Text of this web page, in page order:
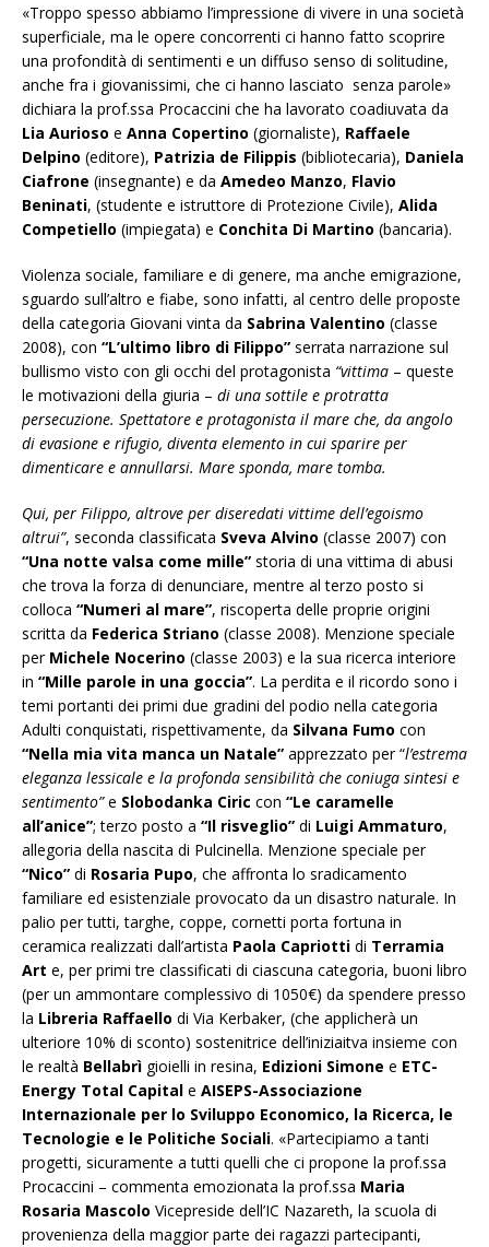
«Troppo spesso abbiamo l’impressione di vivere in una società
superficiale, ma le opere concorrenti ci hanno fatto scoprire
una profondità di sentimenti e un diffuso senso di solitudine,
anche fra i giovanissimi, che ci hanno lasciato senza parole»
dichiara la prof.ssa Procaccini che ha lavorato coadiuvata da
Lia Aurioso e Anna Copertino (giornaliste), Raffaele
Delpino (editore), Patrizia de Filippis (bibliotecaria), Daniela
Ciafrone (insegnante) e da Amedeo Manzo, Flavio
Beninati, (studente e istruttore di Protezione Civile), Alida
Competiello (impiegata) e Conchita Di Martino (bancaria).
Violenza sociale, familiare e di genere, ma anche emigrazione,
sguardo sull’altro e fiabe, sono infatti, al centro delle proposte
della categoria Giovani vinta da Sabrina Valentino (classe
2008), con “L’ultimo libro di Filippo” serrata narrazione sul
bullismo visto con gli occhi del protagonista “vittima – queste
le motivazioni della giuria – di una sottile e protratta
persecuzione. Spettatore e protagonista il mare che, da angolo
di evasione e rifugio, diventa elemento in cui sparire per
dimenticare e annullarsi. Mare sponda, mare tomba.
Qui, per Filippo, altrove per diseredati vittime dell’egoismo
altrui”, seconda classificata Sveva Alvino (classe 2007) con
“Una notte valsa come mille” storia di una vittima di abusi
che trova la forza di denunciare, mentre al terzo posto si
colloca “Numeri al mare”, riscoperta delle proprie origini
scritta da Federica Striano (classe 2008). Menzione speciale
per Michele Nocerino (classe 2003) e la sua ricerca interiore
in “Mille parole in una goccia”. La perdita e il ricordo sono i
temi portanti dei primi due gradini del podio nella categoria
Adulti conquistati, rispettivamente, da Silvana Fumo con
“Nella mia vita manca un Natale” apprezzato per “l’estrema
eleganza lessicale e la profonda sensibilità che coniuga sintesi e
sentimento”e Slobodanka Ciric con “Le caramelle
all’anice”; terzo posto a “Il risveglio” di Luigi Ammaturo,
allegoria della nascita di Pulcinella. Menzione speciale per
“Nico” di Rosaria Pupo, che affronta lo sradicamento
familiare ed esistenziale provocato da un disastro naturale. In
palio per tutti, targhe, coppe, cornetti porta fortuna in
ceramica realizzati dall’artista Paola Capriotti di Terramia
Art e, per primi tre classificati di ciascuna categoria, buoni libro
(per un ammontare complessivo di 1050€) da spendere presso
la Libreria Raffaello di Via Kerbaker, (che applicherà un
ulteriore 10% di sconto) sostenitrice dell’iniziaitva insieme con
le realtà Bellabrì gioielli in resina, Edizioni Simone e ETC-
Energy Total Capital e AISEPS-Associazione
Internazionale per lo Sviluppo Economico, la Ricerca, le
Tecnologie e le Politiche Sociali. «Partecipiamo a tanti
progetti, sicuramente a tutti quelli che ci propone la prof.ssa
Procaccini – commenta emozionata la prof.ssa Maria
Rosaria Mascolo Vicepreside dell’IC Nazareth, la scuola di
provenienza della maggior parte dei ragazzi partecipanti,